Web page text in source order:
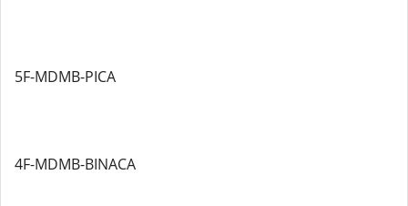
5F-MDMB-PICA
4F-MDMB-BINACA